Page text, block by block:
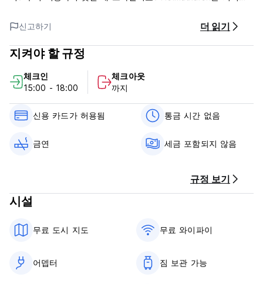
남, 여 샤워실과 화장실이 있습니다. 모두 장애인 이용 가능하며
비누와 샤워젤이 포함되어 있습니다.
며 시내 중심가에서 도보로 단 5분 거리에 있습니다. 활기 넘치는
도심인 Lörrach는 우리에서 도보로 단 4분 거리에 있습니다
(400m). 버스 정류장은 900m 떨어져 있으며 기차로 단 한 정거
장 거리에 있습니다. 버스 정류장은 도보(900m) 또는 기차(1정거
장)로 쉽게 도달할 수 있습니다. 자동차로 여행하시는 경우, 도보
로 단 3분 거리에 있는 Burghof 주차장을 이용하실 수 있습니다.
가 제공되며 베개, 시트, 담요, 커버 및 수건이 포함되어 있습니다.
각 침대에는 야간 조명, 선반, 전기 콘센트는 물론 잠글 수 있는
캐비닛도 마련되어 있습니다.
체크인 시간은 15:00~22:00입니다.
신고하기 더 읽기
지켜야 할 규정
체크인
15:00 - 18:00
체크아웃
까지
신용 카드가 허용됨 통금 시간 없음
금연 세금 포함되지 않음
규정 보기
시설
무료 도시 지도 무료 와이파이
어뎁터 짐 보관 가능